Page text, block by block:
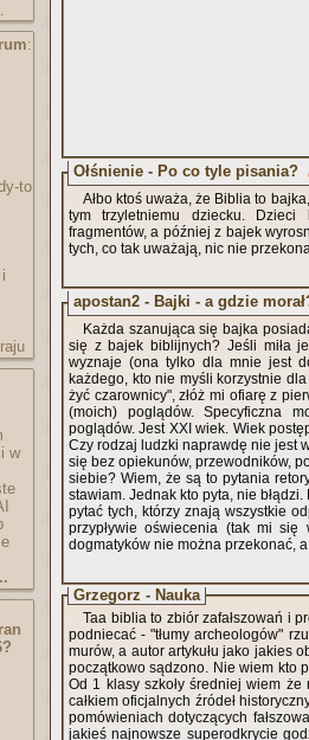
:
to
w
Ołśnienie - Po co tyle pisania?
Ałbo ktoś uważa, że Biblia to bajka, albo, że głoś "Boga".
tym trzyletniemu dziecku. Dzieci
fragmentów, a później z bajek
tych, co tak uważają, nic nie
apostan2 - Bajki - a gdzie
Każda szanująca się bajka
się z bajek biblijnych? Jeśli miła
wyznaje (ona tylko dla mnie jest
każdego, kto nie myśli korzystnie
żyć czarownicy", złóż mi ofiarę z
(moich) poglądów. Specyficzna
poglądów. Jest XXI wiek. Wiek
Czy rodzaj ludzki naprawdę nie jest
się bez opiekunów, przewodników,
siebie? Wiem, że są to pytania
stawiam. Jednak kto pyta, nie
pytać tych, którzy znają wszystkie
przypływie oświecenia (tak mi
dogmatyków nie można przekonać,
Grzegorz - Nauka
Taa biblia to zbiór zafałszowań i
podniecać - "tłumy archeologów"
murów, a autor artykułu jako jakies
początkowo sądzono. Nie wiem kto
Od 1 klasy szkoły średniej wiem
całkiem oficjalnych źródeł
pomówieniach dotyczących
jakieś najnowsze superodkrycie